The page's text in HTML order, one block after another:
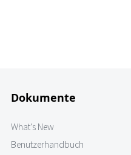
Dokumente
What's New
Benutzerhandbuch